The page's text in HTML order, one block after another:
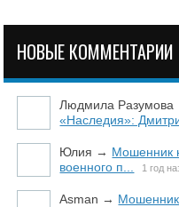
НОВЫЕ КОММЕНТАРИИ
Людмила Разумова
«Наследия»:
Юлия → Мошенник
военного п...
1 год
Asman → Мошенник